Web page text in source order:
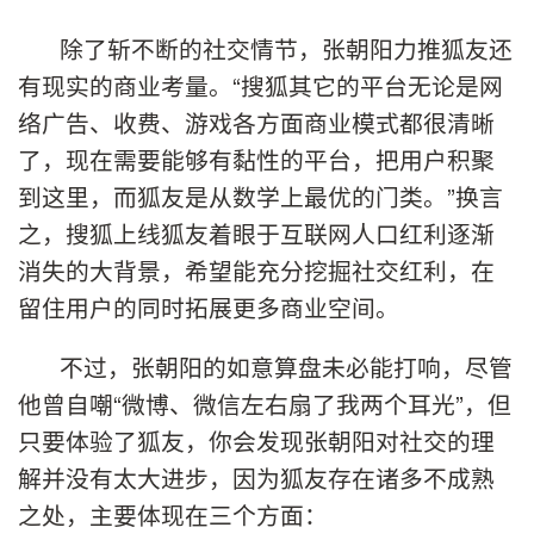
除了斩不断的社交情节，张朝阳力推狐友还
有现实的商业考量。“搜狐其它的平台无论是网
络广告、收费、游戏各方面商业模式都很清晰
了，现在需要能够有黏性的平台，把用户积聚
到这里，而狐友是从数学上最优的门类。”换言
之，搜狐上线狐友着眼于互联网人口红利逐渐
消失的大背景，希望能充分挖掘社交红利，在
留住用户的同时拓展更多商业空间。
不过，张朝阳的如意算盘未必能打响，尽管
他曾自嘲“微博、微信左右扇了我两个耳光”，但
只要体验了狐友，你会发现张朝阳对社交的理
解并没有太大进步，因为狐友存在诸多不成熟
之处，主要体现在三个方面：